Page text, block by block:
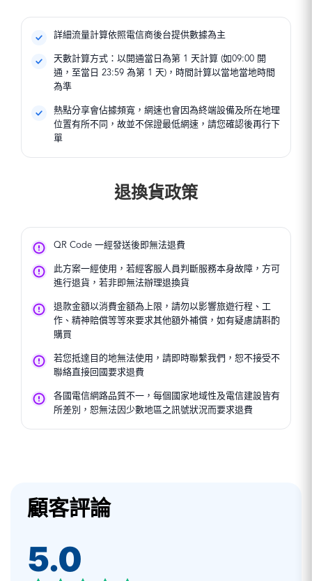
詳細流量計算依照電信商後台提供數據為主
天數計算方式：以開通當日為第 1 天計算 (如09:00 開
通，至當日 23:59 為第 1 天)，時間計算以當地當地時間
為準
熱點分享會佔據頻寬，網速也會因為終端設備及所在地理
位置有所不同，故並不保證最低網速，請您確認後再行下
單
退換貨政策
QR Code 一經發送後即無法退費
此方案一經使用，若經客服人員判斷服務本身故障，方可
進行退貨，若非即無法辦理退換貨
退款金額以消費金額為上限，請勿以影響旅遊行程、工
作、精神賠償等等來要求其他額外補償，如有疑慮請斟酌
購買
若您抵達目的地無法使用，請即時聯繫我們，恕不接受不
聯絡直接回國要求退費
各國電信網路品質不一，每個國家地域性及電信建設皆有
所差別，恕無法因少數地區之訊號狀況而要求退費
顧客評論
5.0